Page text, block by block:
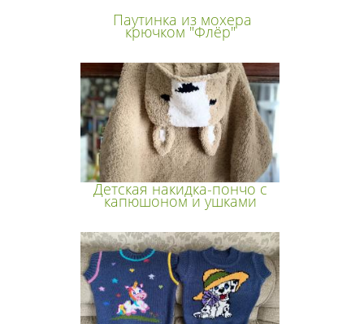
Паутинка из мохера
крючком "Флёр"
Детская накидка-пончо с
капюшоном и ушками